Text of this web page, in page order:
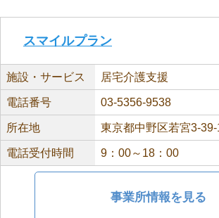
スマイルプラン
施設・サービス 居宅介護支援
電話番号 03-5356-9538
所在地 東京都中野区若宮3-
電話受付時間 9：00～18：00
事業所情報を見る